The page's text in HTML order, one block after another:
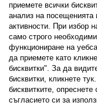
Последвайте ни:
FacebookTwitter
Политика за
приемете всички
анализ на посещенията
активности. При избор
само строго
функциониране на
да приемете като
бисквитки". За да
бисквитки, кликнете
бисквитките,
съгласието си за